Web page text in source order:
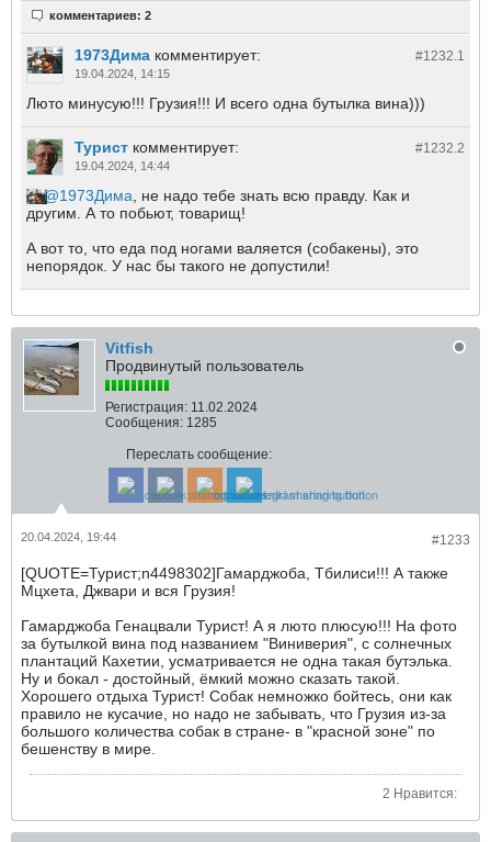
комментариев: 2
#1232.1
1973Дима комментирует:
19.04.2024, 14:15
Люто минусую!!! Грузия!!! И всего одна бутылка вина)))
#1232.2
Турист комментирует:
19.04.2024, 14:44
1973Дима , не надо тебе знать всю правду. Как и
другим. А то побьют, товарищ!
А вот то, что еда под ногами валяется (собакены), это
непорядок. У нас бы такого не допустили!
Vitfish
Продвинутый пользователь
Регистрация: 11.02.2024
Сообщения: 1285
Переслать сообщение:
#1233
20.04.2024, 19:44
[QUOTE=Турист;n4498302]Гамарджоба, Тбилиси!!! А также
Мцхета, Джвари и вся Грузия!
Гамарджоба Генацвали Турист! А я люто плюсую!!! На фото
за бутылкой вина под названием "Виниверия", с солнечных
плантаций Кахетии, усматривается не одна такая бутэлька.
Ну и бокал - достойный, ёмкий можно сказать такой.
Хорошего отдыха Турист! Собак немножко бойтесь, они как
правило не кусачие, но надо не забывать, что Грузия из-за
большого количества собак в стране- в "красной зоне" по
бешенству в мире.
2 Нравится: